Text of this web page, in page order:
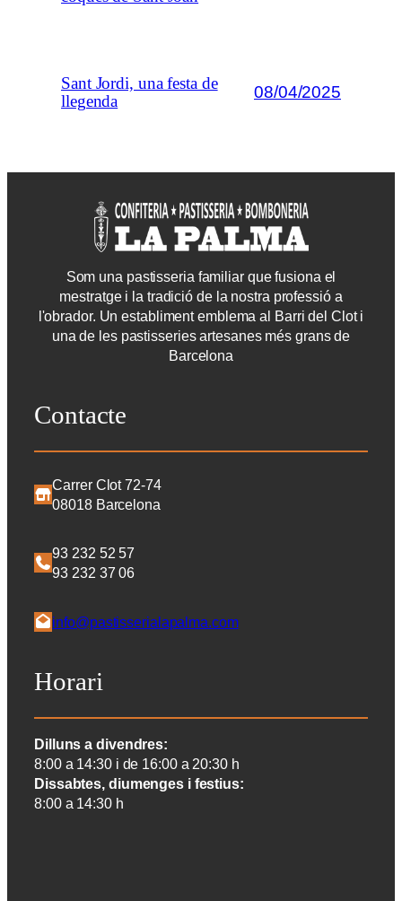
Sant Jordi, una festa de
llegenda
08/04/2025
Som una pastisseria familiar que fusiona el
mestratge i la tradició de la nostra professió a
l'obrador. Un establiment emblema al Barri del Clot i
una de les pastisseries artesanes més grans de
Barcelona
Contacte
Carrer Clot 72-74
08018 Barcelona
93 232 52 57
93 232 37 06
info@pastisserialapalma.com
Horari
Dilluns a divendres:
8:00 a 14:30 i de 16:00 a 20:30 h
Dissabtes, diumenges i festius:
8:00 a 14:30 h